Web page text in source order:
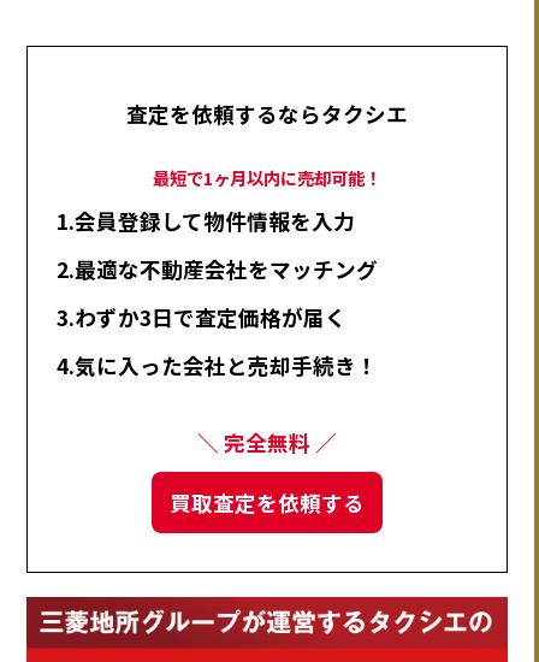
査定を依頼するならタクシエ
最短で1ヶ月以内に売却可能！
1.会員登録して物件情報を入力
2.最適な不動産会社をマッチング
3.わずか3日で査定価格が届く
4.気に入った会社と売却手続き！
＼ 完全無料 ／
買取査定を依頼する